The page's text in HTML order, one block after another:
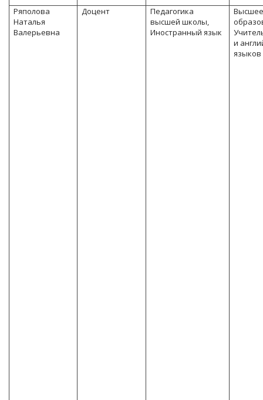
Ряполова
Наталья
Валерьевна
Доцент
Педагогика
высшей школы,
Иностранный язык
и
языков